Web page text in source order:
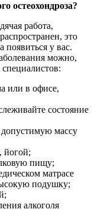
остеохондроза?
работа,
это
появиться у вас.
можно,
или в офисе,
состояние
допустимую массу
йогой;
пищу;
матрасе
подушку;
алкоголя